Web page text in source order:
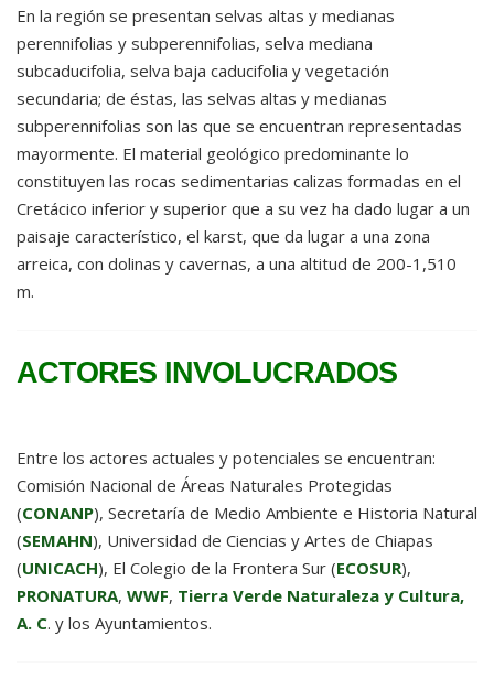
En la región se presentan selvas altas y medianas
perennifolias y subperennifolias, selva mediana
subcaducifolia, selva baja caducifolia y vegetación
secundaria; de éstas, las selvas altas y medianas
subperennifolias son las que se encuentran representadas
mayormente. El material geológico predominante lo
constituyen las rocas sedimentarias calizas formadas en el
Cretácico inferior y superior que a su vez ha dado lugar a un
paisaje característico, el karst, que da lugar a una zona
arreica, con dolinas y cavernas, a una altitud de 200-1,510
m.
ACTORES INVOLUCRADOS
Entre los actores actuales y potenciales se encuentran:
Comisión Nacional de Áreas Naturales Protegidas
(CONANP), Secretaría de Medio Ambiente e Historia Natural
(SEMAHN), Universidad de Ciencias y Artes de Chiapas
(UNICACH), El Colegio de la Frontera Sur (ECOSUR),
PRONATURA, WWF, Tierra Verde Naturaleza y Cultura,
A. C. y los Ayuntamientos.